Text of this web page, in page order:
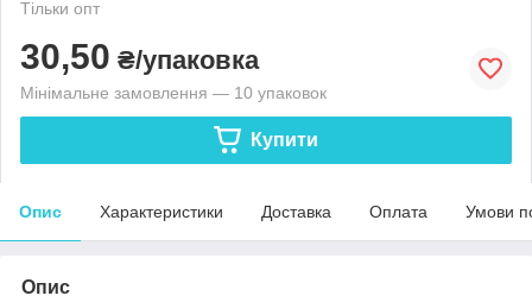
Тільки опт
30,50 ₴/упаковка
Мінімальне замовлення — 10 упаковок
Купити
Опис Характеристики Доставка Оплата Умови
Опис